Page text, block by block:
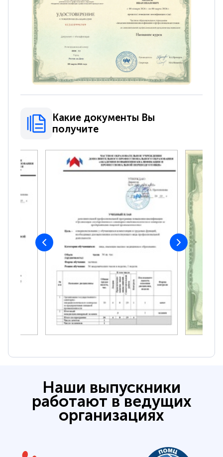
Какие документы Вы
получите
Наши выпускники
работают в ведущих
организациях